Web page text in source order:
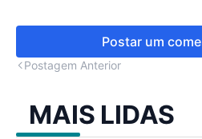
Postar um
Postagem Anterior
MAIS LIDAS